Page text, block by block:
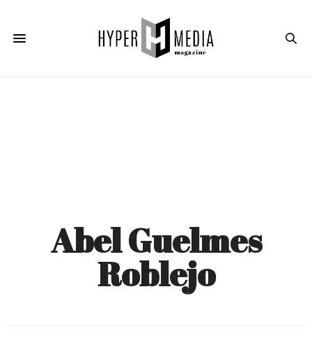
Abel Guelmes
Roblejo